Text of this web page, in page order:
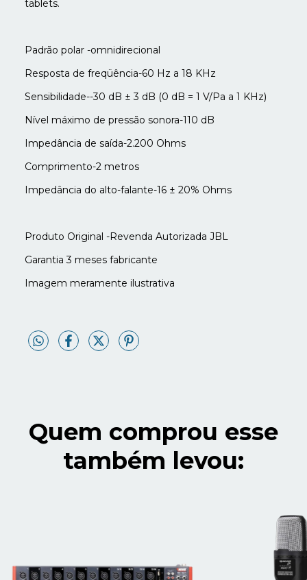
tablets.
Padrão polar -omnidirecional
Resposta de freqüência-60 Hz a 18 KHz
Sensibilidade--30 dB ± 3 dB (0 dB = 1 V/Pa a 1 KHz)
Nível máximo de pressão sonora-110 dB
Impedância de saída-2.200 Ohms
Comprimento-2 metros
Impedância do alto-falante-16 ± 20% Ohms
Produto Original -Revenda Autorizada JBL
Garantia 3 meses fabricante
Imagem meramente ilustrativa
Quem comprou esse
também levou: